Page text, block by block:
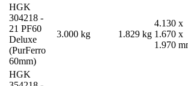
HGK
304218 -
21 PF60
Deluxe
(PurFerro
60mm)
3.000 kg 1.829 kg
4.130 x
1.670 x
1.970
HGK